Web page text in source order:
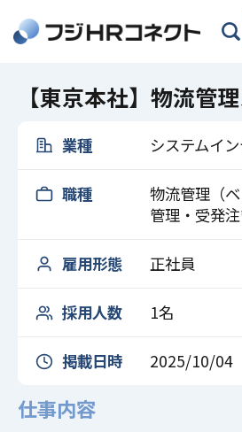
【東京本社】物流管
業種 システムイ
職種
物流管理（
管理・受発注
雇用形態 正社員
採用人数 1名
掲載日時 2025/10/04
仕事内容